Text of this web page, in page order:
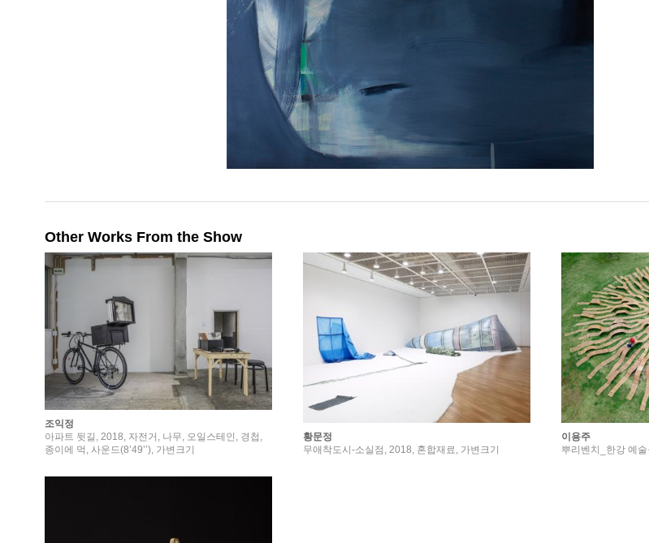
Other Works From the Show
조익정
아파트 뒷길, 2018, 자전거, 나무, 오일스테인, 경첩,
종이에 먹, 사운드(8’49’’), 가변크기
황문정
무애착도시-소실점, 2018, 혼합재료, 가변크기
이용주
뿌리벤치_한강 예